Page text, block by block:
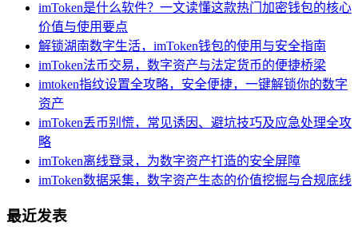
imToken是什么软件？一文读懂这款热门加密钱包的核心
价值与使用要点
解锁湖南数字生活，imToken钱包的使用与安全指南
imToken法币交易，数字资产与法定货币的便捷桥梁
imtoken指纹设置全攻略，安全便捷，一键解锁你的数字
资产
imToken丢币别慌，常见诱因、避坑技巧及应急处理全攻
略
imToken离线登录，为数字资产打造的安全屏障
imToken数据采集，数字资产生态的价值挖掘与合规底线
最近发表